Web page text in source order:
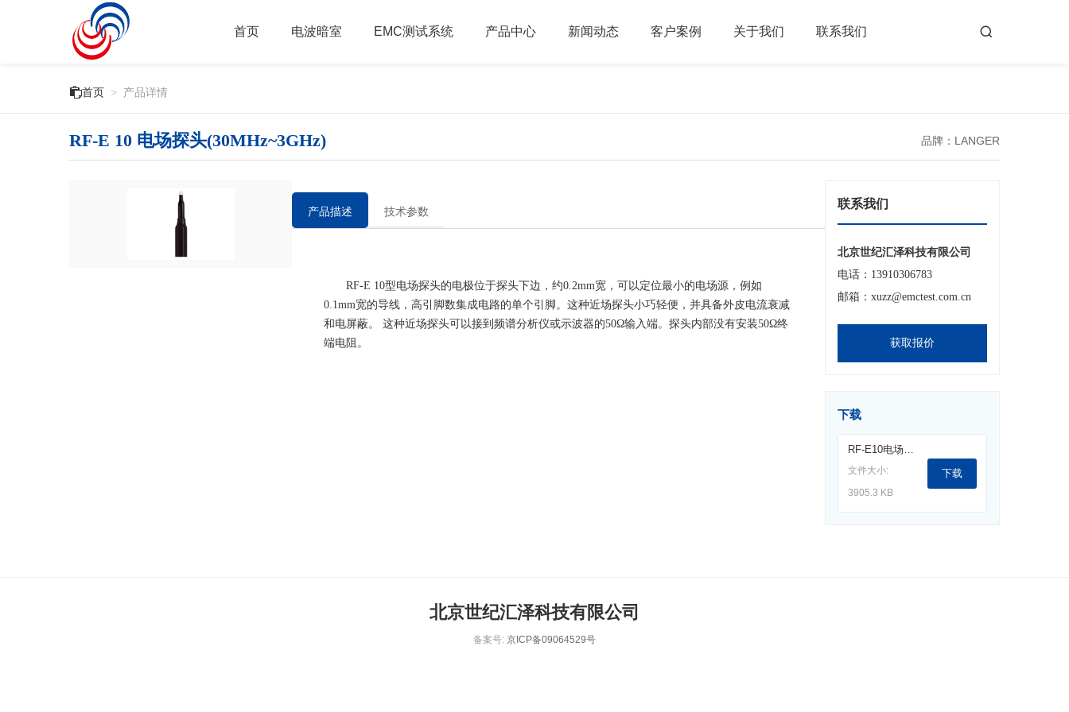
首页 电波暗室 EMC测试系统 产品中心 新闻动态 客户案例 关于我们 联系我们
首页 > 产品详情
RF-E 10 电场探头(30MHz~3GHz) 品牌：LANGER
产品描述 技术参数
RF-E 10型电场探头的电极位于探头下边，约0.2mm宽，可以定位最小的电场源，例如
0.1mm宽的导线，高引脚数集成电路的单个引脚。这种近场探头小巧轻便，并具备外皮电流衰减
和电屏蔽。 这种近场探头可以接到频谱分析仪或示波器的50Ω输入端。探头内部没有安装50Ω终
端电阻。
联系我们
北京世纪汇泽科技有限公司
电话：13910306783
邮箱：xuzz@emctest.com.cn
获取报价
下载
RF-E10电场探头(30MHz-3GHz).pdf
文件大小:
3905.3 KB
下载
北京世纪汇泽科技有限公司
备案号: 京ICP备09064529号